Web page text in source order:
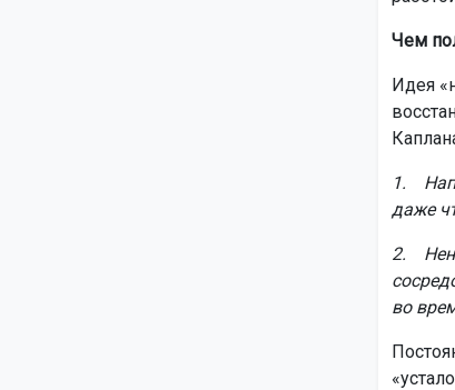
Чем
Идея
1.
даже
2.
во